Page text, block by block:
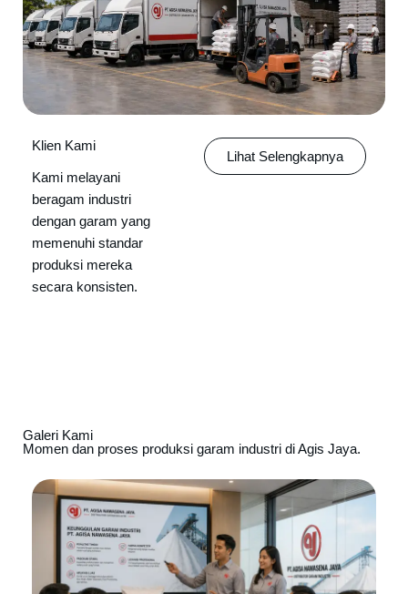
Klien Kami
Kami melayani
beragam industri
dengan garam yang
memenuhi standar
produksi mereka
secara konsisten.
Lihat Selengkapnya
Galeri Kami
Momen dan proses produksi garam industri di Agis Jaya.